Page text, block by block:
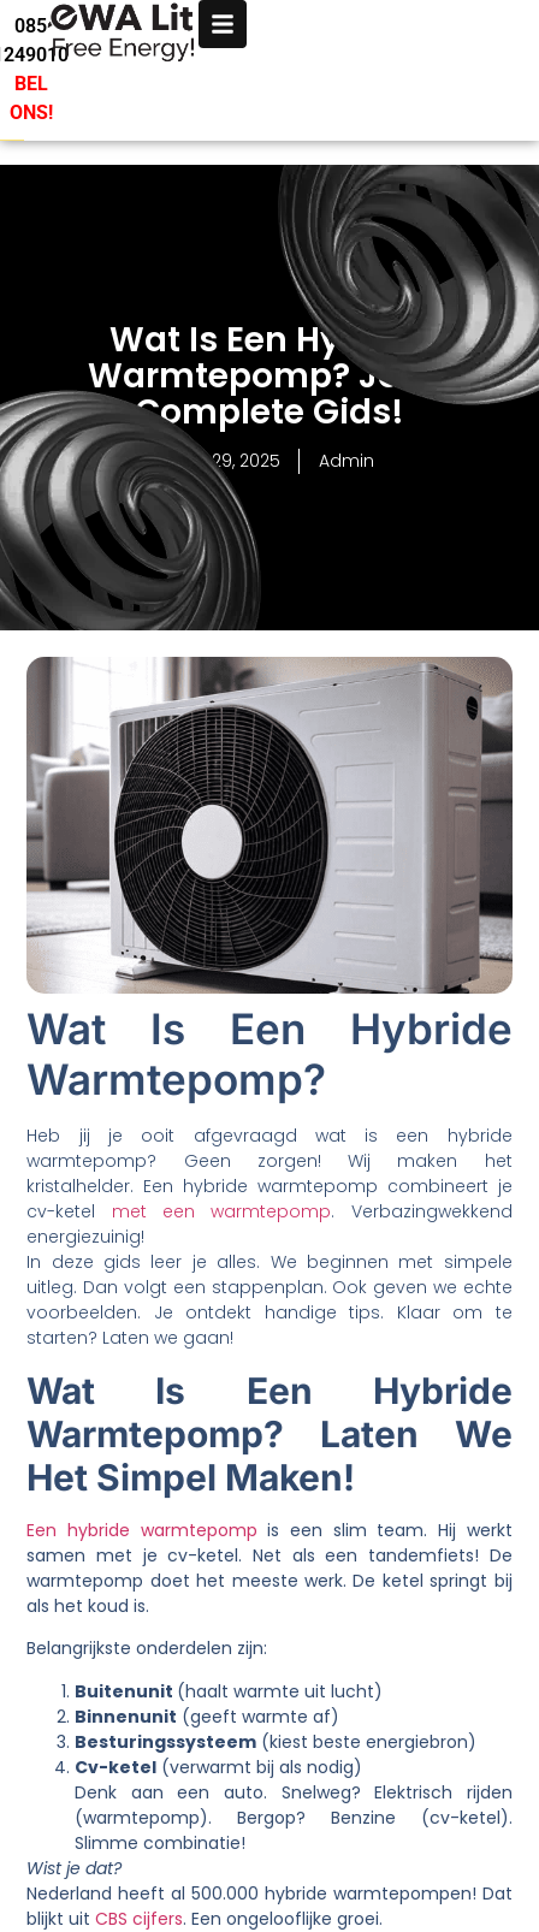
085
BEL
ONS!
Wat Is Een Hybride
Warmtepomp? Jouw
Complete Gids!
June 29, 2025 Admin
Wat Is Een Hybride
Warmtepomp?
Heb jij je ooit afgevraagd wat is een hybride
warmtepomp? Geen zorgen! Wij maken het
kristalhelder. Een hybride warmtepomp combineert je
cv-ketel met een warmtepomp. Verbazingwekkend
energiezuinig!
In deze gids leer je alles. We beginnen met simpele
uitleg. Dan volgt een stappenplan. Ook geven we echte
voorbeelden. Je ontdekt handige tips. Klaar om te
starten? Laten we gaan!
Wat Is Een Hybride
Warmtepomp? Laten We
Het Simpel Maken!
Een hybride warmtepomp is een slim team. Hij werkt
samen met je cv-ketel. Net als een tandemfiets! De
warmtepomp doet het meeste werk. De ketel springt bij
als het koud is.
Belangrijkste onderdelen zijn:
Buitenunit (haalt warmte uit lucht)
Binnenunit (geeft warmte af)
Besturingssysteem (kiest beste energiebron)
Cv-ketel (verwarmt bij als nodig)
Denk aan een auto. Snelweg? Elektrisch rijden
(warmtepomp). Bergop? Benzine (cv-ketel).
Slimme combinatie!
Wist je dat?
Nederland heeft al 500.000 hybride warmtepompen! Dat
blijkt uitCBS cijfers. Een ongelooflijke groei.